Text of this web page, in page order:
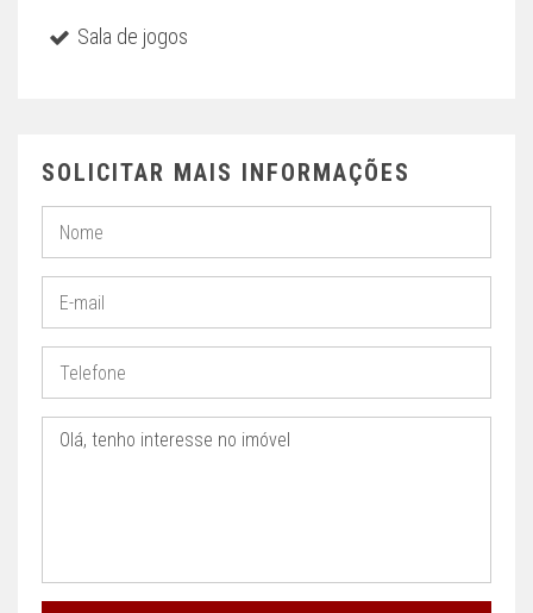
Sala de jogos
SOLICITAR MAIS INFORMAÇÕES